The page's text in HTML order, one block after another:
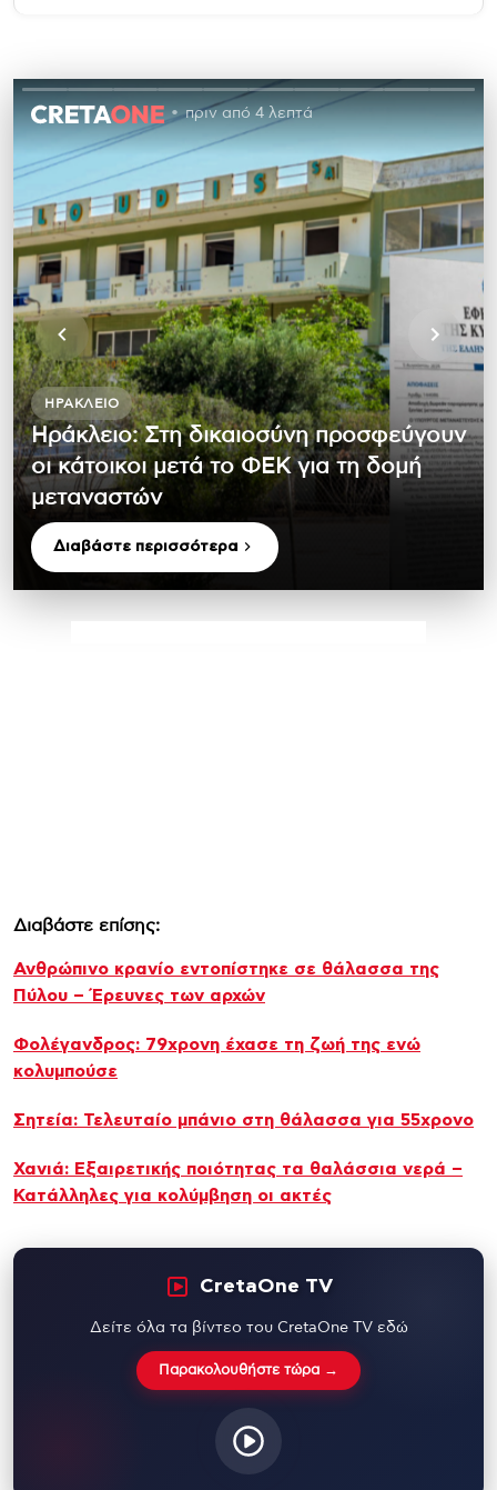
πριν από 4 λεπτά
ΗΡΆΚΛΕΙΟ
Ηράκλειο: Στη δικαιοσύνη προσφεύγουν
οι κάτοικοι μετά το ΦΕΚ για τη δομή
μεταναστών
Διαβάστε περισσότερα
Διαβάστε επίσης:
Ανθρώπινο κρανίο εντοπίστηκε σε θάλασσα της
Πύλου – Έρευνες των αρχών
Φολέγανδρος: 79χρονη έχασε τη ζωή της ενώ
κολυμπούσε
Σητεία: Τελευταίο μπάνιο στη θάλασσα για 55χρονο
Χανιά: Εξαιρετικής ποιότητας τα θαλάσσια νερά –
Κατάλληλες για κολύμβηση οι ακτές
CretaOne TV
Δείτε όλα τα βίντεο του CretaOne TV εδώ
Παρακολουθήστε τώρα →